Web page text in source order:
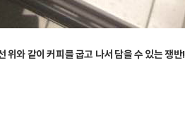
위와 같이 커피를 굽고 나서 담을 수 있는 쟁반!